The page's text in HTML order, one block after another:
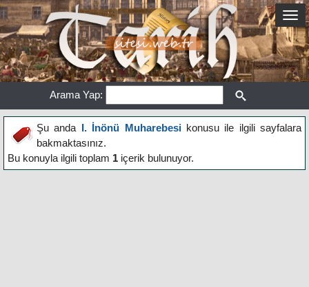
Arama Yap:
Şu anda I. İnönü Muharebesikonusu ile ilgili sayfalara
bakmaktasınız.
Bu konuyla ilgili toplam 1 içerik bulunuyor.